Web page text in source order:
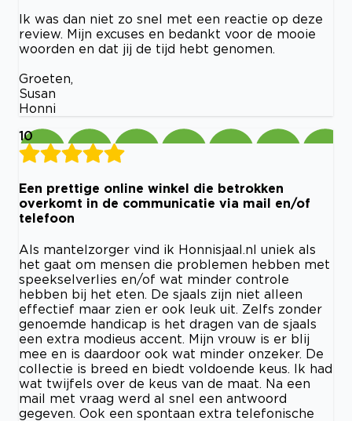
Ik was dan niet zo snel met een reactie op deze
review. Mijn excuses en bedankt voor de mooie
woorden en dat jij de tijd hebt genomen.
Groeten,
Susan
Honni
10
Een prettige online winkel die betrokken
overkomt in de communicatie via mail en/of
telefoon
Als mantelzorger vind ik Honnisjaal.nl uniek als
het gaat om mensen die problemen hebben met
speekselverlies en/of wat minder controle
hebben bij het eten. De sjaals zijn niet alleen
effectief maar zien er ook leuk uit. Zelfs zonder
genoemde handicap is het dragen van de sjaals
een extra modieus accent. Mijn vrouw is er blij
mee en is daardoor ook wat minder onzeker. De
collectie is breed en biedt voldoende keus. Ik had
wat twijfels over de keus van de maat. Na een
mail met vraag werd al snel een antwoord
gegeven. Ook een spontaan extra telefonische